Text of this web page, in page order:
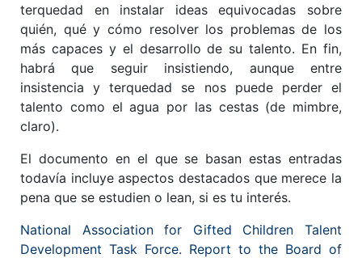
terquedad en instalar ideas equivocadas sobre
quién, qué y cómo resolver los problemas de los
más capaces y el desarrollo de su talento. En fin,
habrá que seguir insistiendo, aunque entre
insistencia y terquedad se nos puede perder el
talento como el agua por las cestas (de mimbre,
claro).
El documento en el que se basan estas entradas
todavía incluye aspectos destacados que merece la
pena que se estudien o lean, si es tu interés.
National Association for Gifted Children Talent
Development Task Force. Report to the Board of